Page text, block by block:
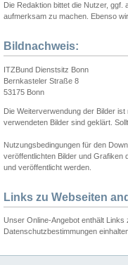
Die Redaktion bittet die Nutzer,
aufmerksam zu machen. Ebenso
Bildnachweis:
ITZBund Dienstsitz Bonn
Bernkasteler Straße 8
53175 Bonn
Die Weiterverwendung der Bilder
verwendeten Bilder sind geklärt.
Nutzungsbedingungen für den
veröffentlichten Bilder und Grafiken
und veröffentlicht werden.
Links zu Webseiten
Unser Online-Angebot enthält Links
Datenschutzbestimmungen